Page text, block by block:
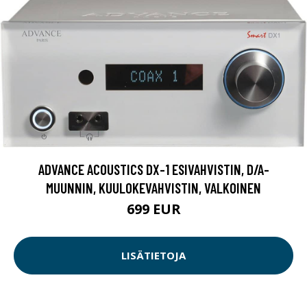
ADVANCE ACOUSTICS DX-1 ESIVAHVISTIN, D/A-
MUUNNIN, KUULOKEVAHVISTIN, VALKOINEN
699 EUR
LISÄTIETOJA